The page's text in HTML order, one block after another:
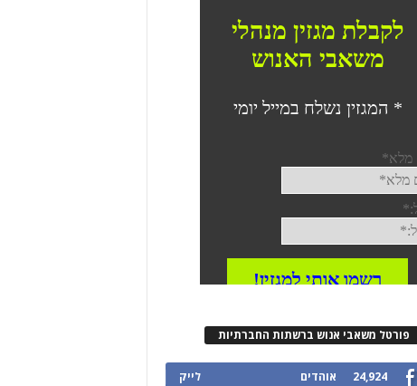
פורטל משאבי אנוש ברשתות החברתיות
24,924 אוהדים לייק